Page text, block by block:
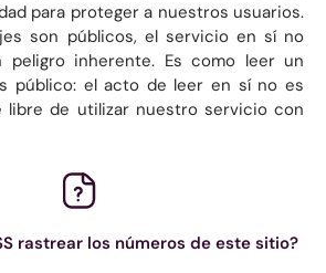
para proteger a nuestros usuarios.
son públicos, el servicio en sí no
peligro inherente. Es como leer un
público: el acto de leer en sí no es
libre de utilizar nuestro servicio con
rastrear los números de este sitio?